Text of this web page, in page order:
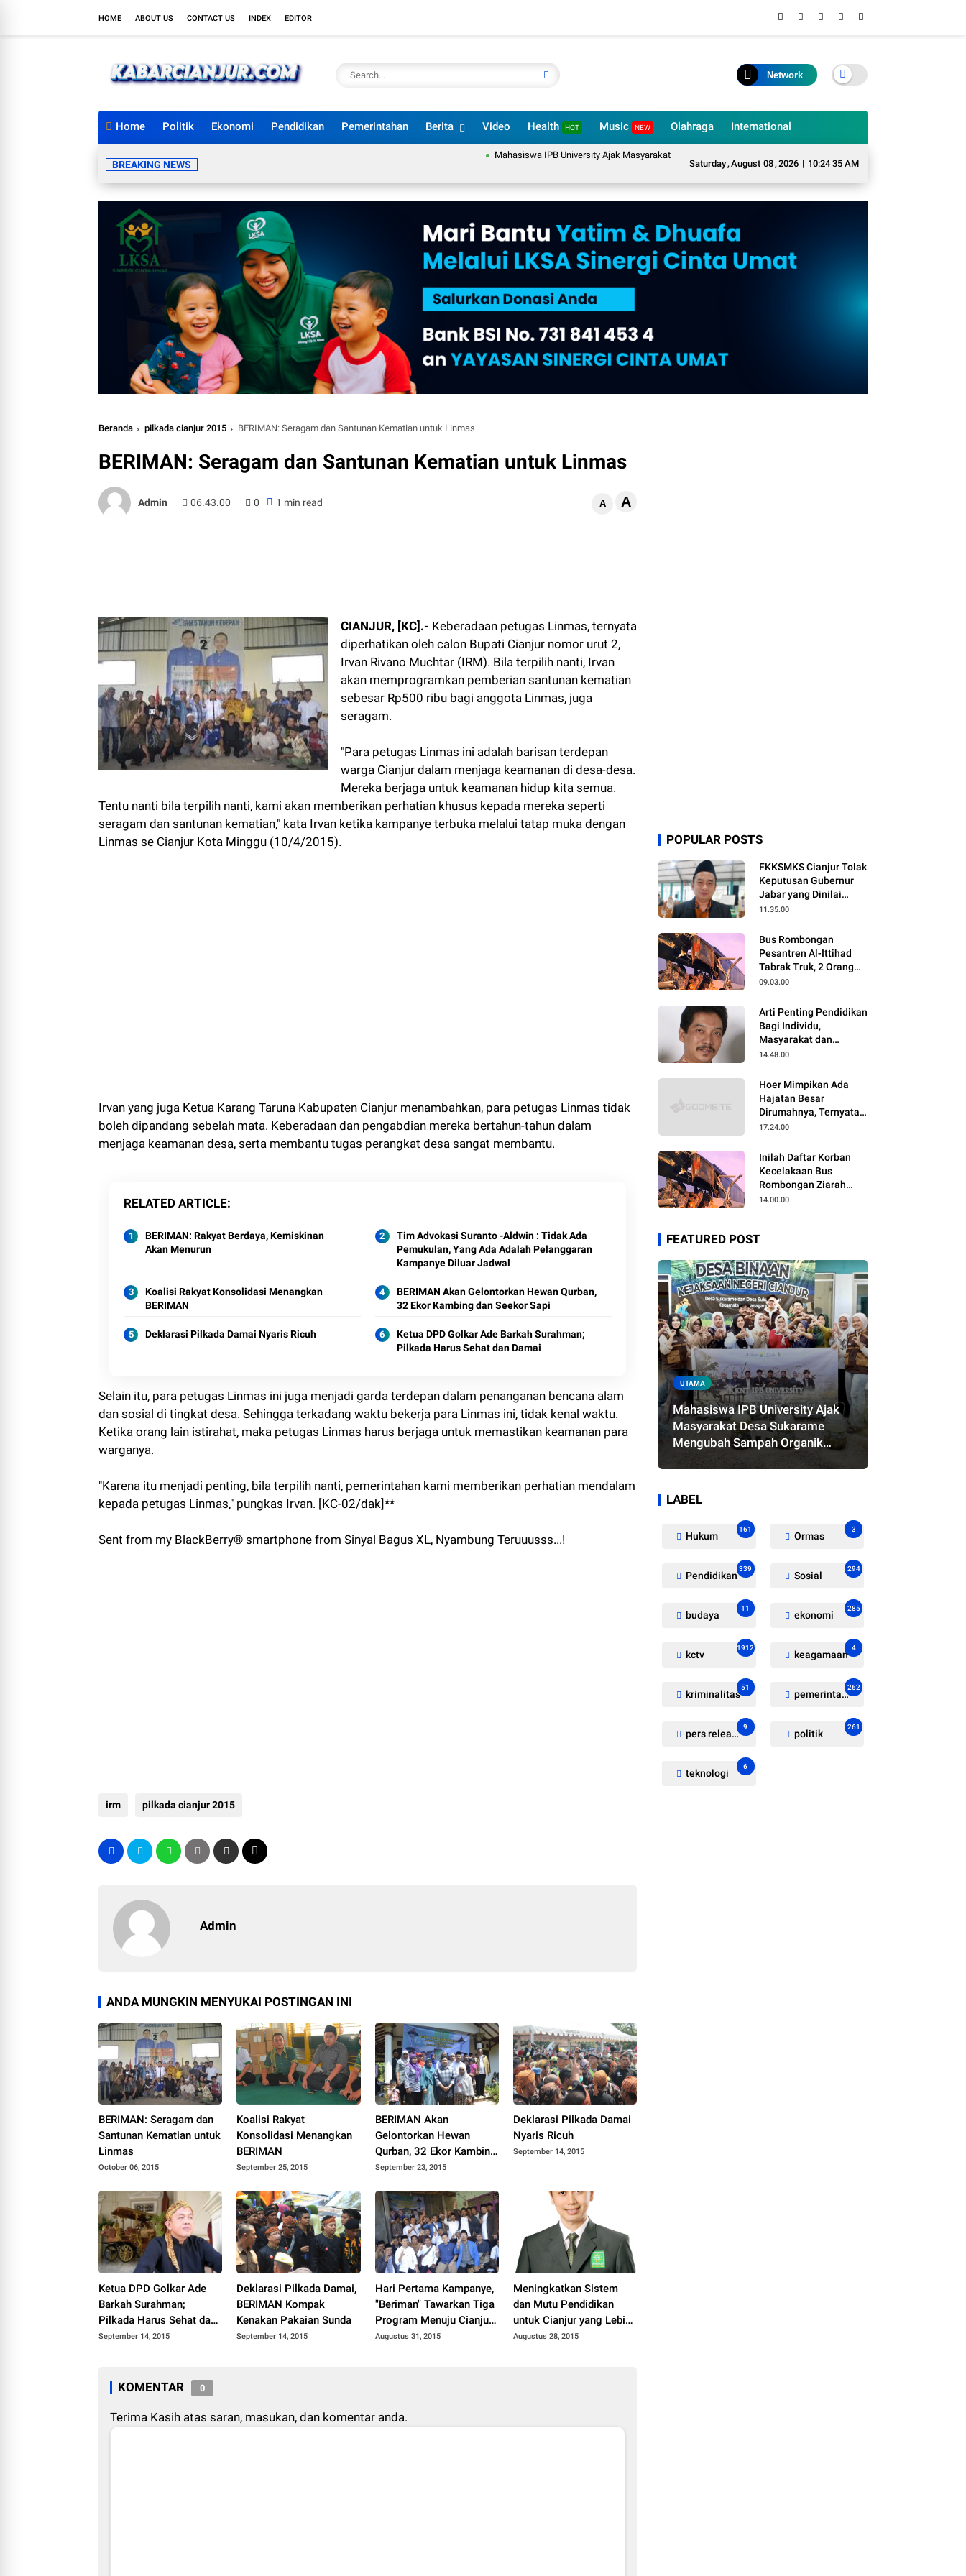
HOME ABOUT US CONTACT US INDEX EDITOR
Network
Home Politik Ekonomi Pendidikan Pemerintahan Berita Video Health HOT Music NEW Olahraga International
Saturday,August 08,2026 | 10:24 36 AM
BREAKING NEWS
Mahasiswa IPB University Ajak Masyarakat Desa Sukarame Mengubah Sampah Organik Menjadi Eco Enzyme yang Memiliki
Beranda pilkada cianjur 2015 BERIMAN: Seragam dan Santunan Kematian untuk Linmas
BERIMAN: Seragam dan Santunan Kematian untuk Linmas
Admin 06.43.00 0 1 min read A A
CIANJUR, [KC].- Keberadaan petugas Linmas, ternyata
diperhatikan oleh calon Bupati Cianjur nomor urut 2,
Irvan Rivano Muchtar (IRM). Bila terpilih nanti, Irvan
akan memprogramkan pemberian santunan kematian
sebesar Rp500 ribu bagi anggota Linmas, juga
seragam.
"Para petugas Linmas ini adalah barisan terdepan
warga Cianjur dalam menjaga keamanan di desa-desa.
Mereka berjaga untuk keamanan hidup kita semua.
Tentu nanti bila terpilih nanti, kami akan memberikan perhatian khusus kepada mereka seperti
seragam dan santunan kematian," kata Irvan ketika kampanye terbuka melalui tatap muka dengan
Linmas se Cianjur Kota Minggu (10/4/2015).
Irvan yang juga Ketua Karang Taruna Kabupaten Cianjur menambahkan, para petugas Linmas tidak
boleh dipandang sebelah mata. Keberadaan dan pengabdian mereka bertahun-tahun dalam
menjaga keamanan desa, serta membantu tugas perangkat desa sangat membantu.
RELATED ARTICLE
BERIMAN: Rakyat Berdaya, Kemiskinan
Akan Menurun
Tim Advokasi Suranto -Aldwin : Tidak Ada
Pemukulan, Yang Ada Adalah Pelanggaran
Kampanye Diluar Jadwal
Koalisi Rakyat Konsolidasi Menangkan
BERIMAN
BERIMAN Akan Gelontorkan Hewan Qurban,
32 Ekor Kambing dan Seekor Sapi
Deklarasi Pilkada Damai Nyaris Ricuh
Ketua DPD Golkar Ade Barkah Surahman;
Pilkada Harus Sehat dan Damai
Selain itu, para petugas Linmas ini juga menjadi garda terdepan dalam penanganan bencana alam
dan sosial di tingkat desa. Sehingga terkadang waktu bekerja para Linmas ini, tidak kenal waktu.
Ketika orang lain istirahat, maka petugas Linmas harus berjaga untuk memastikan keamanan para
warganya.
"Karena itu menjadi penting, bila terpilih nanti, pemerintahan kami memberikan perhatian mendalam
kepada petugas Linmas," pungkas Irvan. [KC-02/dak]**
Sent from my BlackBerry® smartphone from Sinyal Bagus XL, Nyambung Teruuusss...!
irm pilkada cianjur 2015
Admin
ANDA MUNGKIN MENYUKAI POSTINGAN INI
BERIMAN: Seragam dan
Santunan Kematian untuk
Linmas
October 06, 2015
Koalisi Rakyat
Konsolidasi Menangkan
BERIMAN
September 25, 2015
BERIMAN Akan
Gelontorkan Hewan
Qurban, 32 Ekor Kambing
dan Seekor Sapi
September 23, 2015
Deklarasi Pilkada Damai
Nyaris Ricuh
September 14, 2015
Ketua DPD Golkar Ade
Barkah Surahman;
Pilkada Harus Sehat dan
Damai
September 14, 2015
Deklarasi Pilkada Damai,
BERIMAN Kompak
Kenakan Pakaian Sunda
September 14, 2015
Hari Pertama Kampanye,
"Beriman" Tawarkan Tiga
Program Menuju Cianjur
Lebih Maju dan Agamis
Augustus 31, 2015
Meningkatkan Sistem
dan Mutu Pendidikan
untuk Cianjur yang Lebih
Maju
Augustus 28, 2015
KOMENTAR 0
Terima Kasih atas saran, masukan, dan komentar anda.
POPULAR POSTS
FKKSMKS Cianjur Tolak
Keputusan Gubernur
Jabar yang Dinilai
Merugikan Sekolah
11.35.00
Bus Rombongan
Pesantren Al-Ittihad
Tabrak Truk, 2 Orang
Meninggal Dunia
09.03.00
Arti Penting Pendidikan
Bagi Individu,
Masyarakat dan
Negara
14.48.00
Hoer Mimpikan Ada
Hajatan Besar
Dirumahnya, Ternyata
Anaknya Pulang Dalam
17.24.00
Inilah Daftar Korban
Kecelakaan Bus
Rombongan Ziarah
Walisongo Pesantren
14.00.00
FEATURED POST
UTAMA
Mahasiswa IPB University Ajak
Masyarakat Desa Sukarame
Mengubah Sampah Organik
LABEL
Hukum
161
Ormas
3
Pendidikan
339
Sosial
294
budaya
11
ekonomi
285
kctv
1912
keagamaan
4
kriminalitas
51
pemerintahan
262
pers release
9
politik
261
teknologi
6